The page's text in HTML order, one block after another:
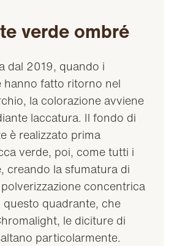
verde ombré
dal 2019, quando i
hanno fatto ritorno nel
la colorazione avviene
laccatura. Il fondo di
è realizzato prima
verde, poi, come tutti i
creando la sfumatura di
concentrica
questo quadrante, che
le diciture di
particolarmente.